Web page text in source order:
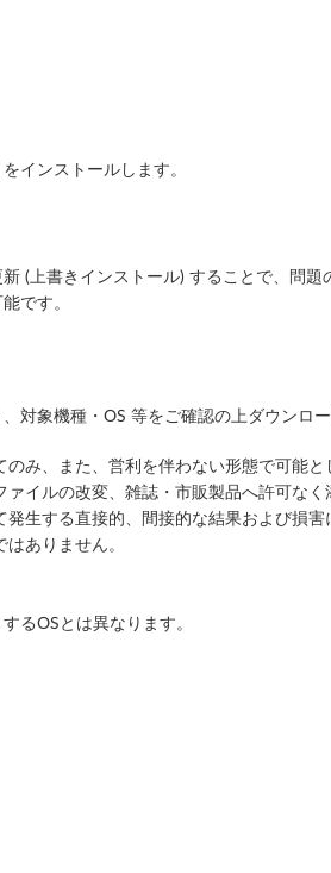
インストールします。
(上書きインストール) することで、問題
です。
対象機種・OS 等をご確認の上ダウンロー
み、また、営利を伴わない形態で可能と
イルの改変、雑誌・市販製品へ許可なく
生する直接的、間接的な結果および損
ありません。
るOSとは異なります。